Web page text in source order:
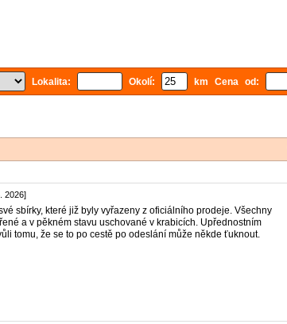
Lokalita: Okolí: km Cena od:
2026]
sbírky, které již byly vyřazeny z oficiálního prodeje. Všechny
a v pěkném stavu uschované v krabicích. Upřednostním
tomu, že se to po cestě po odeslání může někde ťuknout.